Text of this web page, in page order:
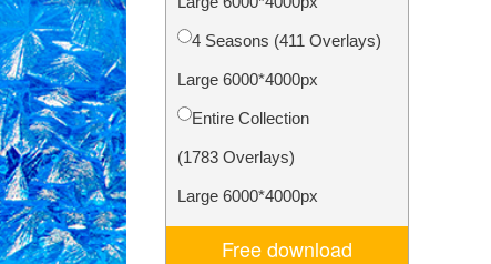
Video Editing Services
4 Seasons (411 Overlays)
Large 6000*4000px
Entire Collection
(1783 Overlays)
Large 6000*4000px
Free download